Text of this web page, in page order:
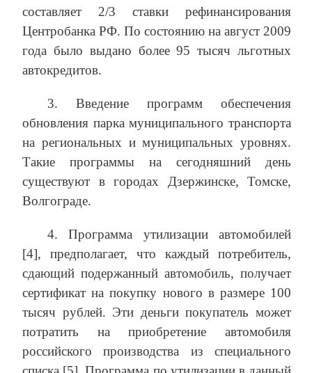
составляет 2/3 ставки рефинансирования
Центробанка РФ. По состоянию на август 2009
года было выдано более 95 тысяч льготных
автокредитов.
3. Введение программ обеспечения
обновления парка муниципального транспорта
на региональных и муниципальных уровнях.
Такие программы на сегодняшний день
существуют в городах Дзержинске, Томске,
Волгограде.
4. Программа утилизации автомобилей
[4], предполагает, что каждый потребитель,
сдающий подержанный автомобиль, получает
сертификат на покупку нового в размере 100
тысяч рублей. Эти деньги покупатель может
потратить на приобретение автомобиля
российского производства из специального